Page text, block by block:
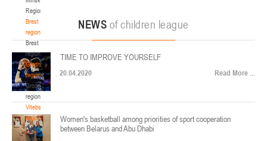
Region
Brest
region
Brest
region
Grodno
region
Grodno
region
Vitebsk
region
Vitebsk
region
ул. Ленинградская, 4
Минск
Финал четырех – юноши 2014-2015 гг.р., Дивизион 2, 22-24 апреля 2026 г., г.
Минск, ул. Стадионная, 3
U-12, девушки
V тур – девушки 2014-2015 гг.р., Дивизион 1, 17-19 апреля 2026 г., г. Гомель,
NEWS of children league
TIME TO IMPROVE YOURSELF
20.04.2020 Read More ...
Women's basketball among priorities of sport cooperation
between Belarus and Abu Dhabi